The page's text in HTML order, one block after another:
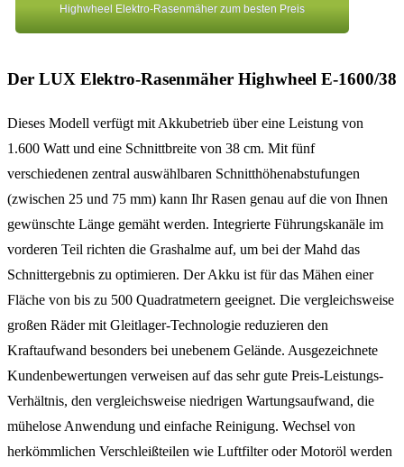
Highwheel Elektro-Rasenmäher zum besten Preis
Der LUX Elektro-Rasenmäher Highwheel E-1600/38
Dieses Modell verfügt mit Akkubetrieb über eine Leistung von
1.600 Watt und eine Schnittbreite von 38 cm. Mit fünf
verschiedenen zentral auswählbaren Schnitthöhenabstufungen
(zwischen 25 und 75 mm) kann Ihr Rasen genau auf die von Ihnen
gewünschte Länge gemäht werden. Integrierte Führungskanäle im
vorderen Teil richten die Grashalme auf, um bei der Mahd das
Schnittergebnis zu optimieren. Der Akku ist für das Mähen einer
Fläche von bis zu 500 Quadratmetern geeignet. Die vergleichsweise
großen Räder mit Gleitlager-Technologie reduzieren den
Kraftaufwand besonders bei unebenem Gelände. Ausgezeichnete
Kundenbewertungen verweisen auf das sehr gute Preis-Leistungs-
Verhältnis, den vergleichsweise niedrigen Wartungsaufwand, die
mühelose Anwendung und einfache Reinigung. Wechsel von
herkömmlichen Verschleißteilen wie Luftfilter oder Motoröl werden